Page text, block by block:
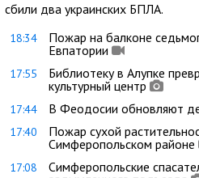
сбили два украинских БПЛА.
18:34
Пожар на балконе
Евпатории
17:55
Библиотеку в Алупке
культурный центр
17:44 В Феодосии обновляют
17:40
Пожар сухой
Симферопольском районе
17:08
Симферопольские